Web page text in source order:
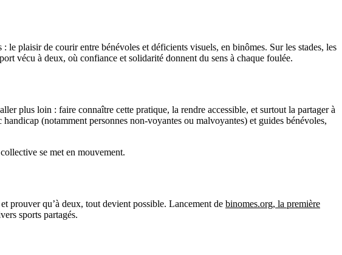
le plaisir de courir entre bénévoles et déficients visuels, en binômes. Sur les stades, les
vécu à deux, où confiance et solidarité donnent du sens à chaque foulée.
plus loin : faire connaître cette pratique, la rendre accessible, et surtout la partager à
(notamment personnes non-voyantes ou malvoyantes) et guides bénévoles,
se met en mouvement.
prouver qu’à deux, tout devient possible. Lancement de binomes.org, la première
sports partagés.